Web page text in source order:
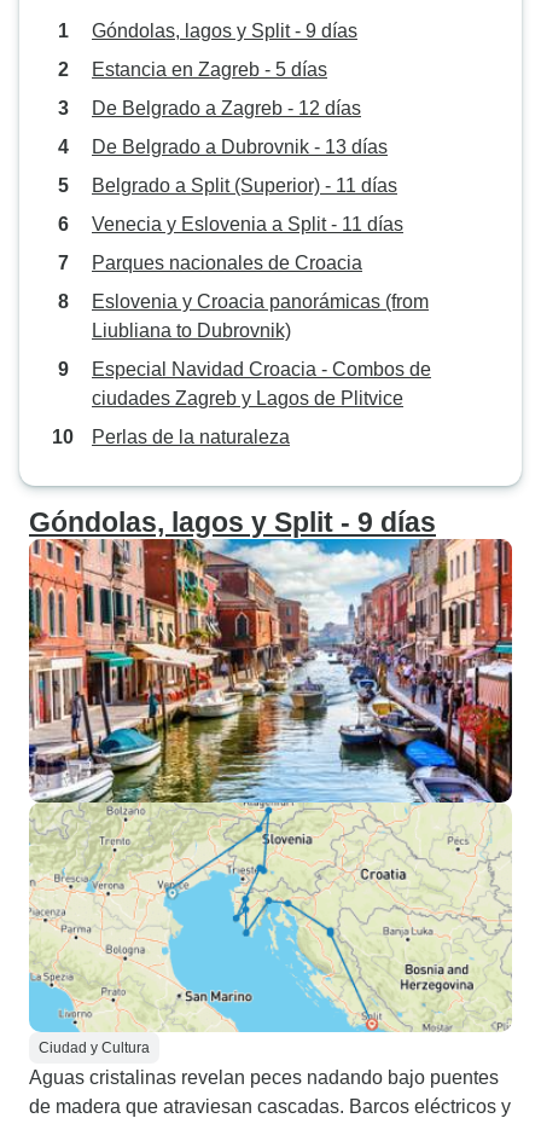
Góndolas, lagos y Split - 9 días
Estancia en Zagreb - 5 días
De Belgrado a Zagreb - 12 días
De Belgrado a Dubrovnik - 13 días
Belgrado a Split (Superior) - 11 días
Venecia y Eslovenia a Split - 11 días
Parques nacionales de Croacia
Eslovenia y Croacia panorámicas (from
Liubliana to Dubrovnik)
Especial Navidad Croacia - Combos de
ciudades Zagreb y Lagos de Plitvice
Perlas de la naturaleza
Góndolas, lagos y Split - 9 días
Ciudad y Cultura
Aguas cristalinas revelan peces nadando bajo puentes
de madera que atraviesan cascadas. Barcos eléctricos y